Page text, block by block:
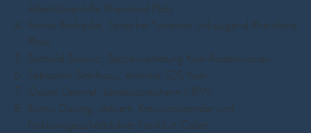
Arbeitslosenhilfe Rheinland-Pfalz
Farina Brohaska, Sprecher*innenrat Linksjugend Rheinland-
Pfalz
Berthold Bronisz, Bezirksvertretung Köln-Rodenkirchen
Sebastian Dahlhaus, dielinke.SDS Köln
Özlem Demirel, Landessprecherin NRW
Ronny Diering, stellvertr. Kreisvorsitzender und
Fraktionsgeschäftsführer Frankfurt (Oder)